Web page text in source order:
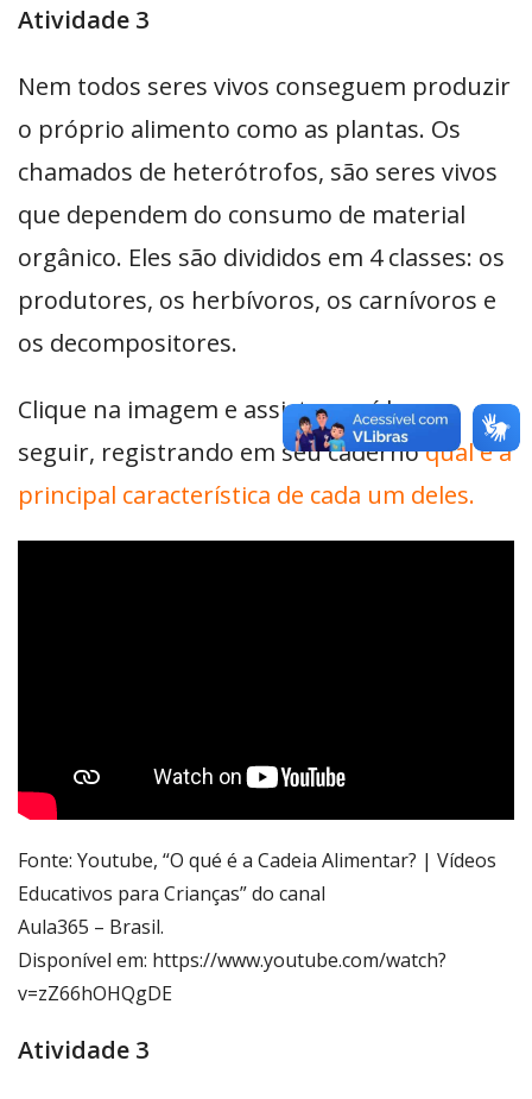
Atividade 3
Nem todos seres vivos conseguem produzir
o próprio alimento como as plantas. Os
chamados de heterótrofos, são seres vivos
que dependem do consumo de material
orgânico. Eles são divididos em 4 classes: os
produtores, os herbívoros, os carnívoros e
os decompositores.
Clique na imagem e assista ao vídeo a
seguir, registrando em seu cadernoqual é a
principal característica de cada um deles.
Fonte: Youtube, “O qué é a Cadeia Alimentar? | Vídeos
Educativos para Crianças” do canal
Aula365 – Brasil.
Disponível em: https://www.youtube.com/watch?
v=zZ66hOHQgDE
Atividade 3